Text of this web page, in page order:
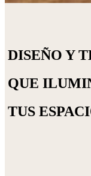
DISEÑO Y
QUE
TUS